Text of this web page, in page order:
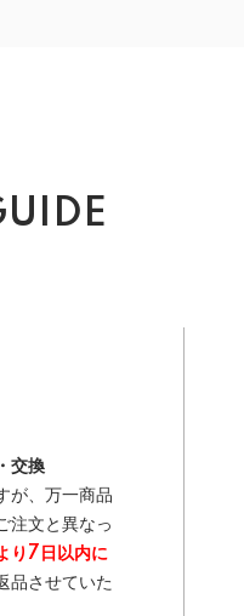
交換
が、万一商品
注文と異なっ
り7日以内に
品させていた